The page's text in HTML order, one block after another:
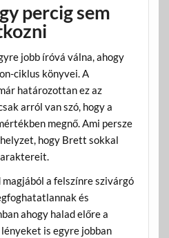
percig sem
jobb íróvá válna, ahogy
ciklus könyvei. A
határozottan ez az
arról van szó, hogy a
megnő. Ami persze
hogy Brett sokkal
a felszínre szivárgó
és
ahogy halad előre a
is egyre jobban